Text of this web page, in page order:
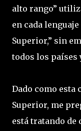
alto rango”
en cada
Superior,” sin
todos los países
Dado como esta
Superior, me
está tratando de